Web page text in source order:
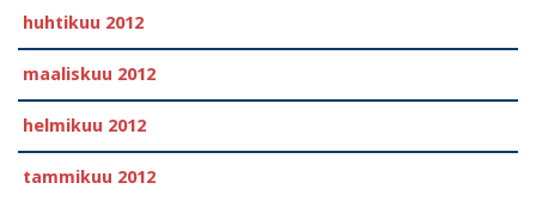
huhtikuu 2012
maaliskuu 2012
helmikuu 2012
tammikuu 2012